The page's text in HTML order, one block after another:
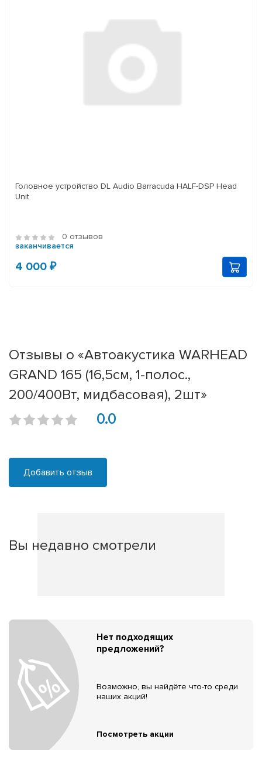
Головное устройство DL Audio Barracuda HALF-DSP Head
Unit
0 отзывов
заканчивается
4 000 ₽
Отзывы о «Автоакустика WARHEAD
GRAND 165 (16,5см, 1-полос.,
200/400Вт, мидбасовая), 2шт»
0.0
Добавить отзыв
Вы недавно смотрели
Нет подходящих
предложений?
Возможно, вы найдёте что-то среди
наших акций!
Посмотреть акции